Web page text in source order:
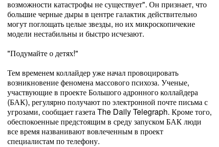
возможности катастрофы не существует". Он признает, что
большие черные дыры в центре галактик действительно
могут поглощать целые звезды, но их микроскопичекие
модели нестабильны и быстро исчезают.
"Подумайте о детях!"
Тем временем коллайдер уже начал провоцировать
возникновение феномена массового психоза. Ученые,
участвующие в проекте Большого адронного коллайдера
(БАК), регулярно получают по электронной почте письма с
угрозами, сообщает газета The Daily Telegraph. Кроме того,
обеспокоенные предстоящим в среду запуском БАК люди
все время названивают вовлеченным в проект
специалистам по телефону.